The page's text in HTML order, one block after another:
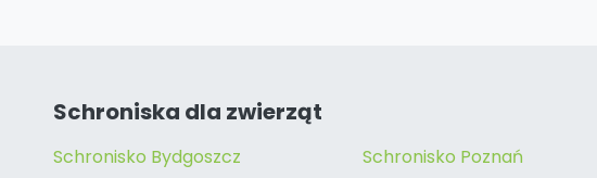
Schroniska dla zwierząt
Schronisko Bydgoszcz
Schronisko Poznań